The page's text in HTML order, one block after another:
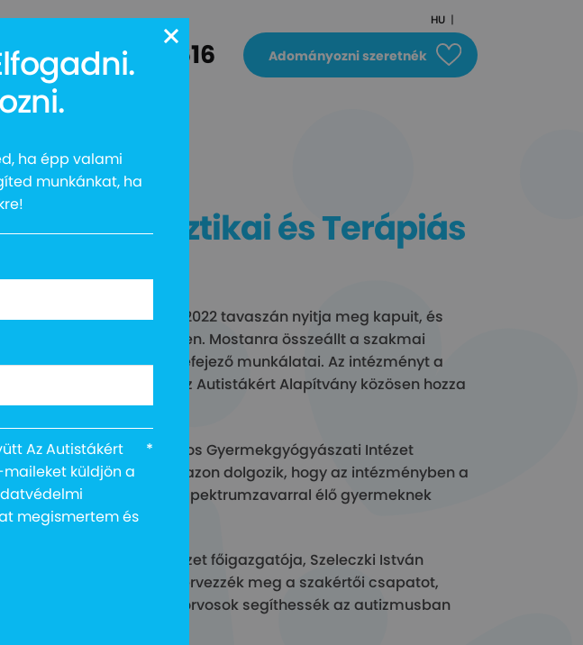
Shop
HU
13616 Adományozni szeretnék
Diagnosztikai és Terápiás
és Terápiás Centrum 2022 tavaszán nyitja meg kapuit, és
családjaikat Budapesten. Mostanra összeállt a szakmai
felújításának befejező munkálatai. Az intézményt a
Intézet és az Együtt az Autistákért Alapítvány közösen hozza
meg, a Heim Pál Országos Gyermekgyógyászati Intézet
Autistákért Alapítvány azon dolgozik, hogy az intézményben a
minél több autizmus spektrumzavarral élő gyermeknek
Intézet főigazgatója, Szeleczki István
állítsák össze, és szervezzék meg a szakértői csapatot,
gyógypedagógusok és orvosok segíthessék az autizmusban
ha épp valami
munkánkat, ha
Az Autistákért
küldjön a
megismertem és
*